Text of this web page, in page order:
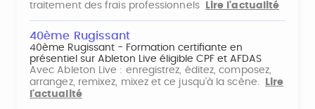
traitement des frais professionnels
Lire l'actualité
40ème Rugissant
40ème Rugissant - Formation certifiante en
présentiel sur Ableton Live éligible CPF et AFDAS
Avec Ableton Live : enregistrez, éditez, composez,
arrangez, remixez, mixez et ce jusqu'à la scène.
Lire
l'actualité